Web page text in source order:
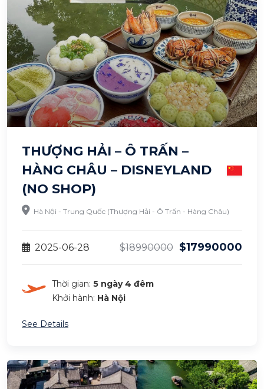
THƯỢNG HẢI – Ô TRẤN –
HÀNG CHÂU – DISNEYLAND
(NO SHOP)
Hà Nội - Trung Quốc (Thượng Hải - Ô Trấn - Hàng Châu)
2025-06-28 $18990000 $17990000
Thời gian: 5 ngày 4 đêm
Khởi hành: Hà Nội
See Details